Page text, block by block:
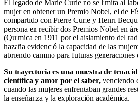
El legado de Marie Curie no se limita al
mujer en obtener un Premio Nobel, el de
compartido con Pierre Curie y Henri
persona en recibir dos Premios Nobel en
(Química en 1911 por el aislamiento del
hazaña evidenció la capacidad de las
abriendo camino para futuras generaciones
Su trayectoria es una muestra de
científica y amor por el saber, venciendo
cuando las mujeres enfrentaban grandes
la enseñanza y la exploración académica.